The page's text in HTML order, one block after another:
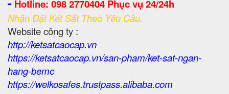
Hotline: 098 2770404 Phục vụ 24/24h
Nhận Đặt Két Sắt Theo Yêu Cầu.
Website công ty :
http://ketsatcaocap.vn
https://ketsatcaocap.vn/san-pham/ket-sat-ngan-
hang-bemc
https://welkosafes.trustpass.alibaba.com